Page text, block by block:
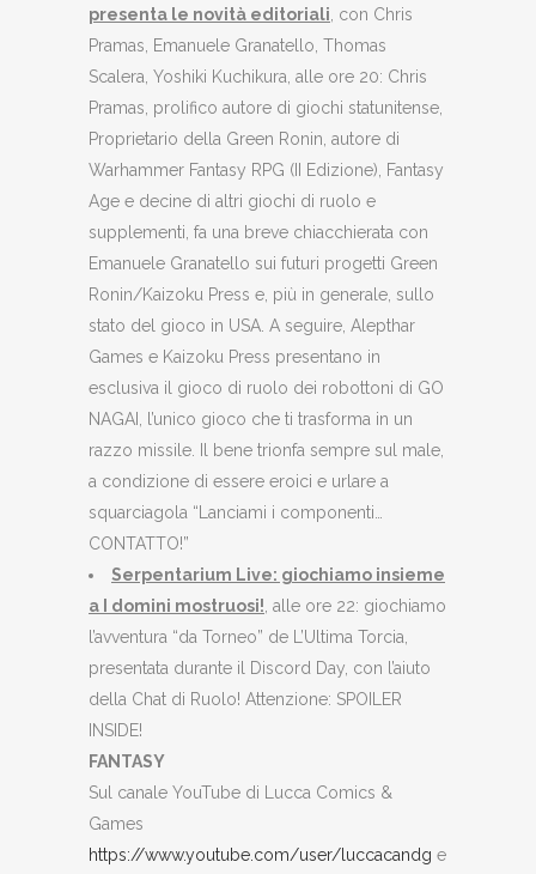
presenta le novità editoriali , con Chris
Pramas, Emanuele Granatello, Thomas
Scalera, Yoshiki Kuchikura, alle ore 20: Chris
Pramas, prolifico autore di giochi statunitense,
Proprietario della Green Ronin, autore di
Warhammer Fantasy RPG (II Edizione), Fantasy
Age e decine di altri giochi di ruolo e
supplementi, fa una breve chiacchierata con
Emanuele Granatello sui futuri progetti Green
Ronin/Kaizoku Press e, più in generale, sullo
stato del gioco in USA. A seguire, Alepthar
Games e Kaizoku Press presentano in
esclusiva il gioco di ruolo dei robottoni di GO
NAGAI, l’unico gioco che ti trasforma in un
razzo missile. Il bene trionfa sempre sul male,
a condizione di essere eroici e urlare a
squarciagola “Lanciami i componenti…
CONTATTO!”
Serpentarium Live: giochiamo insieme
a I domini mostruosi! , alle ore 22: giochiamo
l’avventura “da Torneo” de L’Ultima Torcia,
presentata durante il Discord Day, con l’aiuto
della Chat di Ruolo! Attenzione: SPOILER
INSIDE!
FANTASY
Sul canale YouTube di Lucca Comics &
Games
https://www.youtube.com/user/luccacandg e